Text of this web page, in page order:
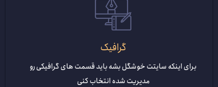
گرافیک
برای اینکه سایتت خوشگل بشه باید قسمت های گرافیکی رو
مدیریت شده انتخاب کنی